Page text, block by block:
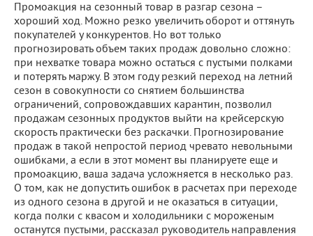
Промоакция на сезонный товар в разгар сезона –
хороший ход. Можно резко увеличить оборот и оттянуть
покупателей у конкурентов. Но вот только
прогнозировать объем таких продаж довольно сложно:
при нехватке товара можно остаться с пустыми полками
и потерять маржу. В этом году резкий переход на летний
сезон в совокупности со снятием большинства
ограничений, сопровождавших карантин, позволил
продажам сезонных продуктов выйти на крейсерскую
скорость практически без раскачки. Прогнозирование
продаж в такой непростой период чревато невольными
ошибками, а если в этот момент вы планируете еще и
промоакцию, ваша задача усложняется в несколько раз.
О том, как не допустить ошибок в расчетах при переходе
из одного сезона в другой и не оказаться в ситуации,
когда полки с квасом и холодильники с мороженым
останутся пустыми, рассказал руководитель направления